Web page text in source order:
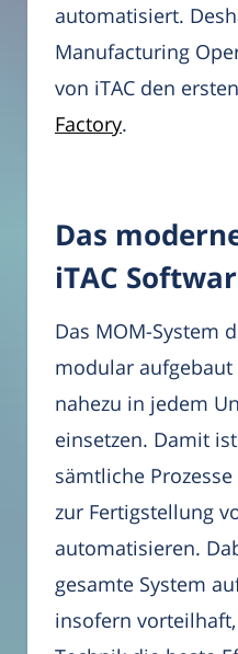
automatisiert.
Manufacturing
von iTAC den
Factory.
Das
iTAC
Das MOM-System
modular
nahezu in jedem
einsetzen. Damit
sämtliche
zur Fertigstellung
automatisieren.
gesamte System
insofern